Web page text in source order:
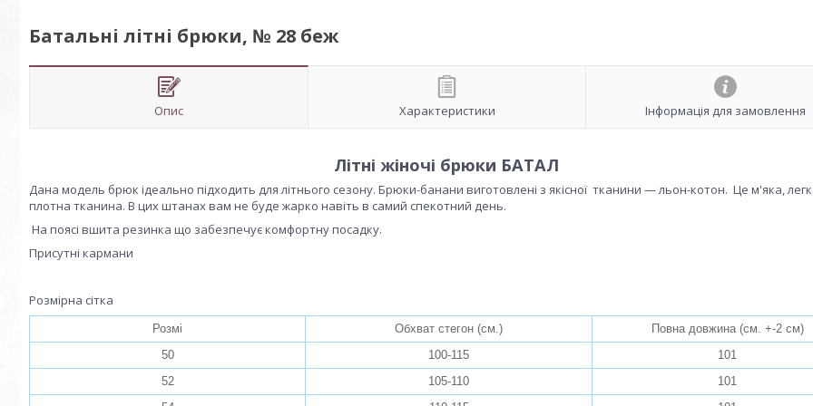
Батальні літні брюки, № 28 беж
Опис Характеристики Інформація для замовлення
Літні жіночі брюки БАТАЛ
Дана модель брюк ідеально підходить для літнього сезону. Брюки-банани виготовлені з якісної тканини — льон-котон. Це м'яка,
плотна тканина. В цих штанах вам не буде жарко навіть в самий спекотний день.
На поясі вшита резинка що забезпечує комфортну посадку.
Присутні кармани
Розмірна сітка
Розмі Обхват стегон (см.)
Повна довжина (см. +-2 см)
50
100-115
101
52
105-110
101